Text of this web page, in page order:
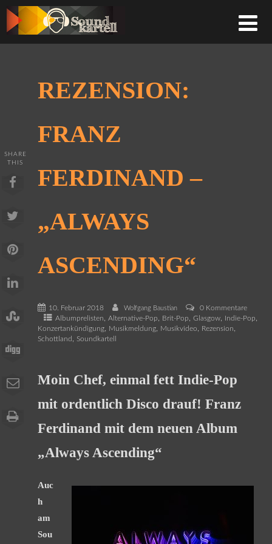
REZENSION:
FRANZ
FERDINAND –
„ALWAYS
ASCENDING“
10. Februar 2018 Wolfgang Baustian
0 Kommentare
Albumprelisten, Alternative-Pop, Brit-Pop, Glasgow, Indie-Pop,
Konzertankündigung, Musikmeldung, Musikvideo, Rezension,
Schottland , Soundkartell
SHARE
THIS
Moin Chef, einmal fett Indie-Pop
mit ordentlich Disco drauf! Franz
Ferdinand mit dem neuen Album
„Always Ascending“
Auc
h
am
Sou